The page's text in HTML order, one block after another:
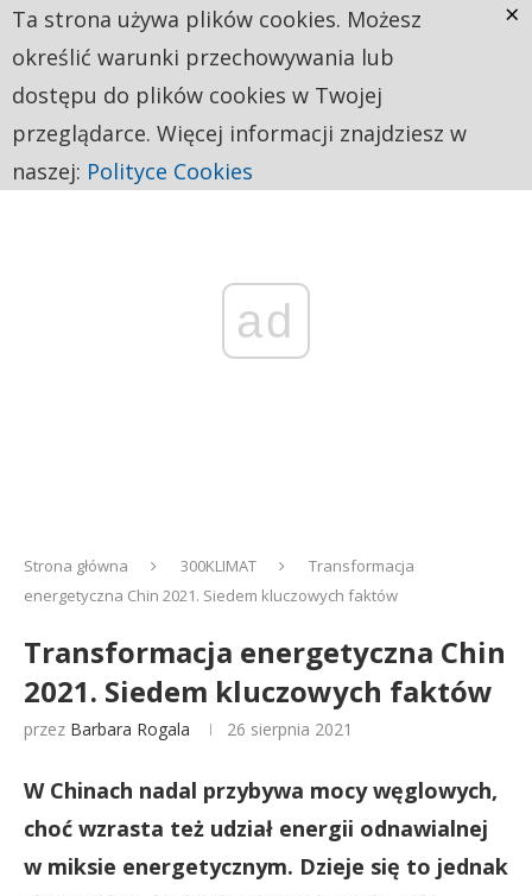
ad
Strona główna 300KLIMAT
Transformacja
energetyczna Chin 2021. Siedem kluczowych faktów
Transformacja energetyczna Chin
2021. Siedem kluczowych faktów
przez Barbara Rogala 26 sierpnia 2021
W Chinach nadal przybywa mocy węglowych,
choć wzrasta też udział energii odnawialnej
w miksie energetycznym. Dzieje się to jednak
Ta strona używa plików cookies. Możesz
określić warunki przechowywania lub
dostępu do plików cookies w Twojej
przeglądarce. Więcej informacji znajdziesz w
naszej: Polityce Cookies
×